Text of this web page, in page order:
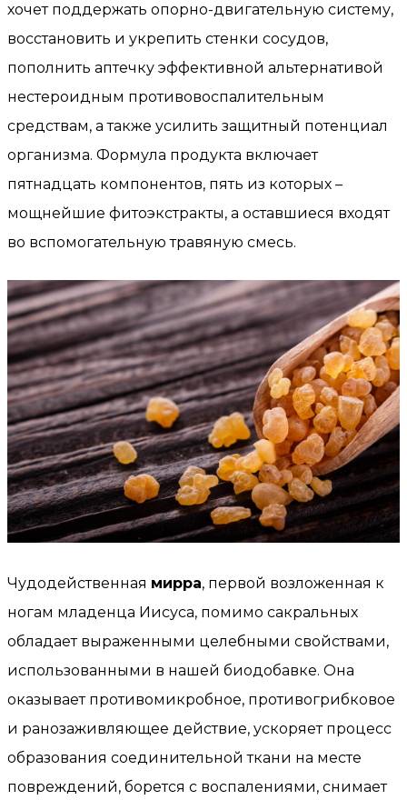
хочет поддержать опорно-двигательную систему,
восстановить и укрепить стенки сосудов,
пополнить аптечку эффективной альтернативой
нестероидным противовоспалительным
средствам, а также усилить защитный потенциал
организма. Формула продукта включает
пятнадцать компонентов, пять из которых –
мощнейшие фитоэкстракты, а оставшиеся входят
во вспомогательную травяную смесь.
Чудодейственная мирра, первой возложенная к
ногам младенца Иисуса, помимо сакральных
обладает выраженными целебными свойствами,
использованными в нашей биодобавке. Она
оказывает противомикробное, противогрибковое
и ранозаживляющее действие, ускоряет процесс
образования соединительной ткани на месте
повреждений, борется с воспалениями, снимает